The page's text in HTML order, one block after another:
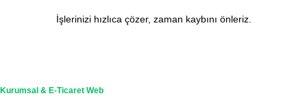
İşlerinizi hızlıca çözer, zaman kaybını önleriz.
Kurumsal & E-Ticaret Web